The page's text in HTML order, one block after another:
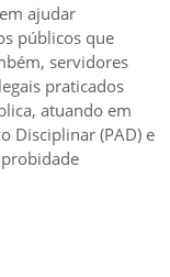
ajudar
públicos que
servidores
praticados
atuando em
Disciplinar (PAD) e